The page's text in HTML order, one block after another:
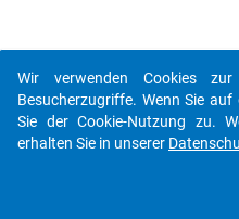
Wir verwenden Cookies
Besucherzugriffe. Wenn Sie
Sie der Cookie-Nutzung zu.
erhalten Sie in unserer